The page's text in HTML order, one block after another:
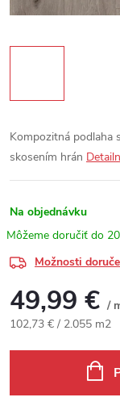
Kompozitná podlaha
skosením hrán
Na objednávku
Možnosti
49,99 € /
Jednotková cena:
102,73 € / 2.055 m2